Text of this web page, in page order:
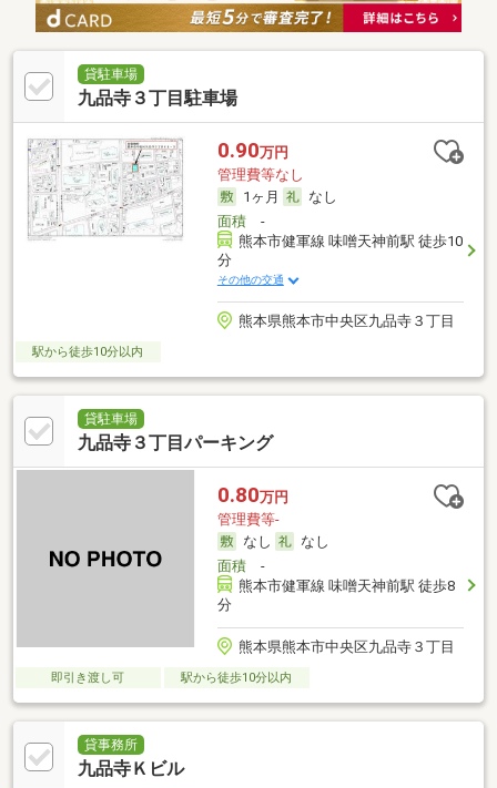
貸駐車場
九品寺３丁目駐車場
0.90万円
管理費等なし
1ヶ月
なし
面積-
熊本市健軍線 味噌天神前駅 徒歩10
分
その他の交通
熊本県熊本市中央区九品寺３丁目
駅から徒歩10分以内
貸駐車場
九品寺３丁目パーキング
0.80万円
管理費等-
なし
なし
面積-
熊本市健軍線 味噌天神前駅 徒歩8
分
熊本県熊本市中央区九品寺３丁目
即引き渡し可 駅から徒歩10分以内
貸事務所
九品寺Ｋビル